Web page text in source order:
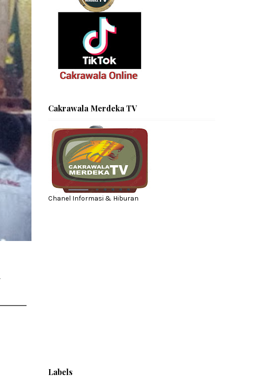
Cakrawala Merdeka TV
Chanel Informasi & Hiburan
Labels